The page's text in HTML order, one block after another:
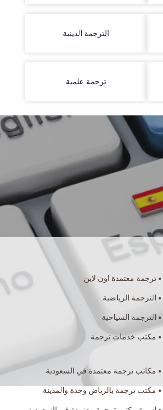
الترجمة الدينية
ترجمة علمية
ترجمة معتمدة اون لاين
الترجمة الرياضية
الترجمة السياحية
مكتب خدمات ترجمة
مكاتب ترجمة معتمدة في السعودية
مكتب ترجمة بالرياض وجدة والمدينة